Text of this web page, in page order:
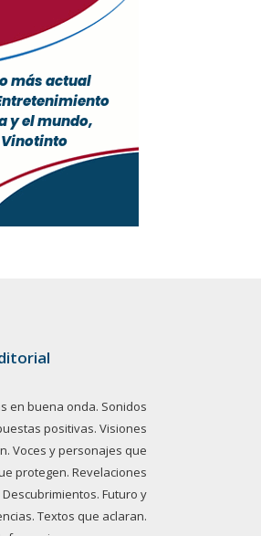
en buena onda. Sonidos
positivas. Visiones
Voces y personajes que
protegen. Revelaciones
Futuro y
Textos que aclaran.